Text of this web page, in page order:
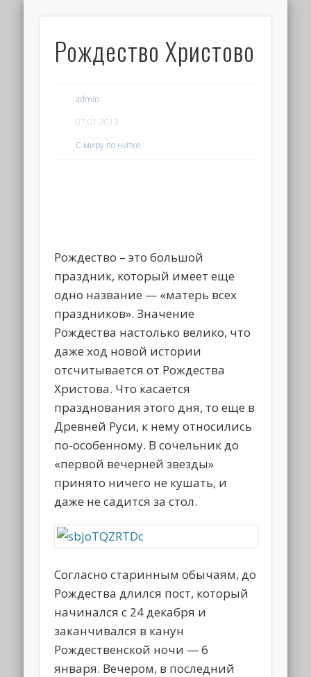
Рождество Христово
admin
07.01.2013
С миру по нитке
Рождество – это большой
праздник, который имеет еще
одно название — «матерь всех
праздников». Значение
Рождества настолько велико, что
даже ход новой истории
отсчитывается от Рождества
Христова. Что касается
празднования этого дня, то еще в
Древней Руси, к нему относились
по-особенному. В сочельник до
«первой вечерней звезды»
принято ничего не кушать, и
даже не садится за стол.
Согласно старинным обычаям, до
Рождества длился пост, который
начинался с 24 декабря и
заканчивался в канун
Рождественской ночи — 6
января. Вечером, в последний